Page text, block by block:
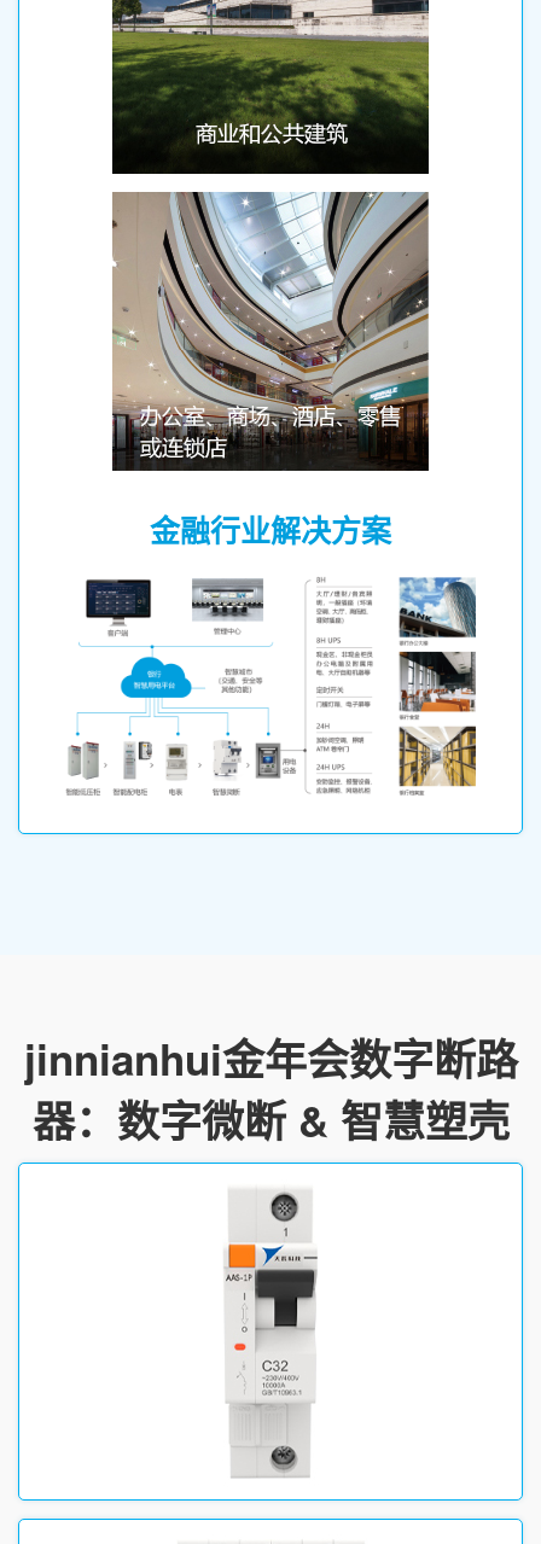
金融行业解决方案
jinnianhui金年会数字断路
器：数字微断 & 智慧塑壳